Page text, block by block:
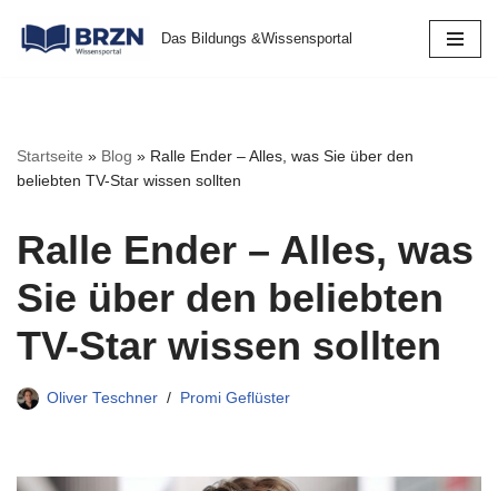
Zum
Das Bildungs &Wissensportal
Startseite » Blog » Ralle Ender – Alles, was Sie über den
beliebten TV-Star wissen sollten
Ralle Ender – Alles, was
Sie über den beliebten
TV-Star wissen sollten
Oliver Teschner Promi Geflüster